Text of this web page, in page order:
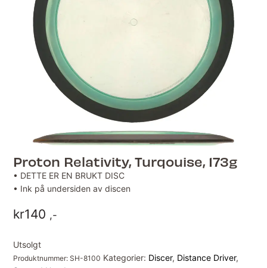
Proton Relativity, Turqouise, 173g
• DETTE ER EN BRUKT DISC
• Ink på undersiden av discen
kr140 ,-
Utsolgt
Produktnummer:SH-8100 Kategorier: Discer, Distance Driver,